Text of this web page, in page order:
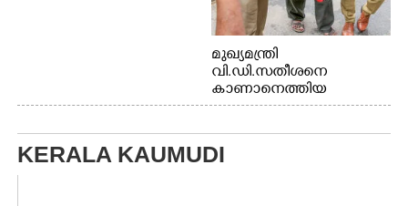
മുഖ്യമന്ത്രി
വി.ഡി.സതീശനെ
കാണാനെത്തിയ
മോഹനൻ നായർ
KERALA KAUMUDI